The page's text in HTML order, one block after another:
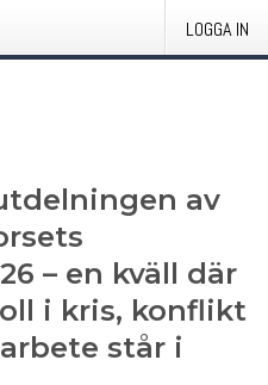
LOGGA IN
av
– en kväll där
i kris, konflikt
står i